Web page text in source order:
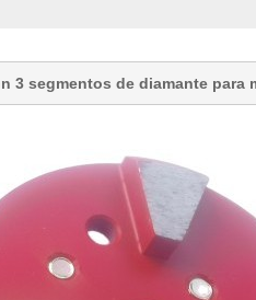
3 segmentos de diamante para